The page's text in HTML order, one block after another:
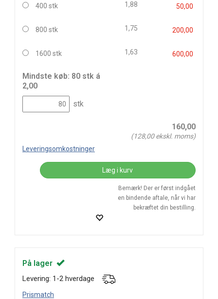
400 stk 1,88 50,00
800 stk 1,75 200,00
1600 stk 1,63 600,00
Mindste køb: 80 stk á
2,00
stk
160,00
(128,00ekskl. moms)
Leveringsomkostninger
Læg i kurv
Bemærk! Der er først indgået
en bindende aftale, når vi har
bekræftet din bestilling.
På lager
Levering: 1-2 hverdage
Prismatch